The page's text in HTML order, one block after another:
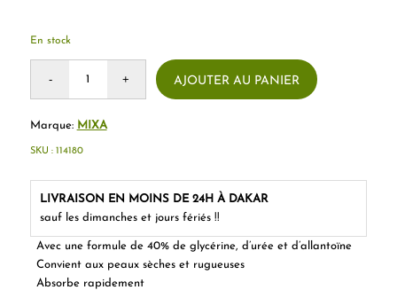
Avec une formule de 40% de glycérine, d’urée et d’allantoïne
Convient aux peaux sèches et rugueuses
Absorbe rapidement
En stock
AJOUTER AU PANIER
Marque: MIXA
LIVRAISON EN MOINS DE 24H À DAKAR
sauf les dimanches et jours fériés !!
SKU : 114180